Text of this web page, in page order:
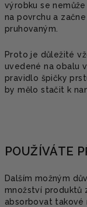
výrobku se
na povrchu a
pruhovaným.
Proto je důležité
uvedené na obalu
pravidlo špičky
by mělo stačit k
POUŽÍVÁTE
Dalším možným
množství produktů
absorbovat takové